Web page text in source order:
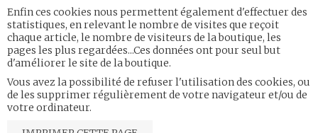
Enfin ces cookies nous permettent également d'effectuer des
statistiques, en relevant le nombre de visites que reçoit
chaque article, le nombre de visiteurs de la boutique, les
pages les plus regardées...Ces données ont pour seul but
d'améliorer le site de la boutique.
Vous avez la possibilité de refuser l'utilisation des cookies, ou
de les supprimer régulièrement de votre navigateur et/ou de
votre ordinateur.